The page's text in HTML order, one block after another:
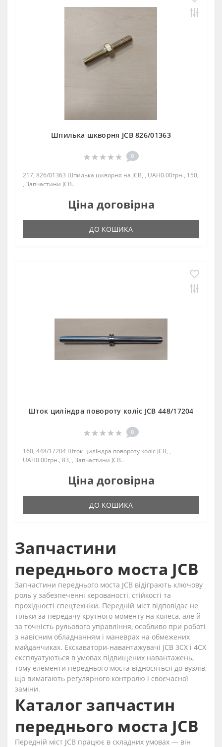
Шпилька шкворня JCB 826/01363
0
217, 826/01363 Шпилька шкворня на JCB, , UAH0.00грн., 150,
, Запчастини JCB..
Ціна договірна
ДО КОШИКА
Шток циліндра повороту коліс JCB 448/17204
0
160, 448/17204 Шток циліндра повороту коліс JCB, ,
UAH0.00грн., 83, , Запчастини JCB..
Ціна договірна
ДО КОШИКА
Запчастини
переднього моста JCB
Запчастини переднього моста JCB відіграють ключову
роль у забезпеченні керованості, стійкості та
прохідності спецтехніки. Передній міст відповідає не
тільки за передачу крутного моменту на колеса, але й
за точність рульового управління, особливо при роботі
з навісним обладнанням і маневрах на обмежених
майданчиках. Екскаватори-навантажувачі JCB 3CX і 4CX
експлуатуються в умовах підвищених навантажень,
тому елементи переднього моста відносяться до вузлів,
що вимагають регулярного контролю і своєчасної
заміни.
Каталог запчастин
переднього моста JCB
Передній міст JCB працює в складних умовах — він